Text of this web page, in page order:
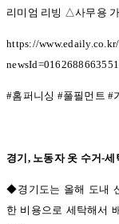
리미엄 리빙 △사무용
https://
#홈퍼니싱 #풀필먼트#
경기 , 노동자 옷 수거-세
◆경기도는 올해 도내
한 비용으로 세탁해서